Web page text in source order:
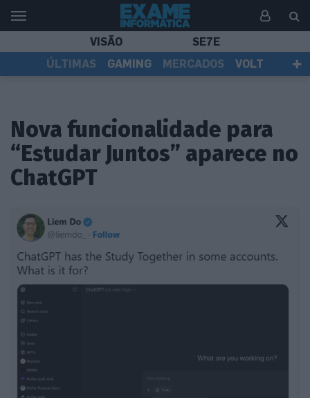
VISÃO
SE7E
ÚLTIMAS
GAMING MERCADOS
VOLT
Nova funcionalidade para
“Estudar Juntos” aparece no
ChatGPT